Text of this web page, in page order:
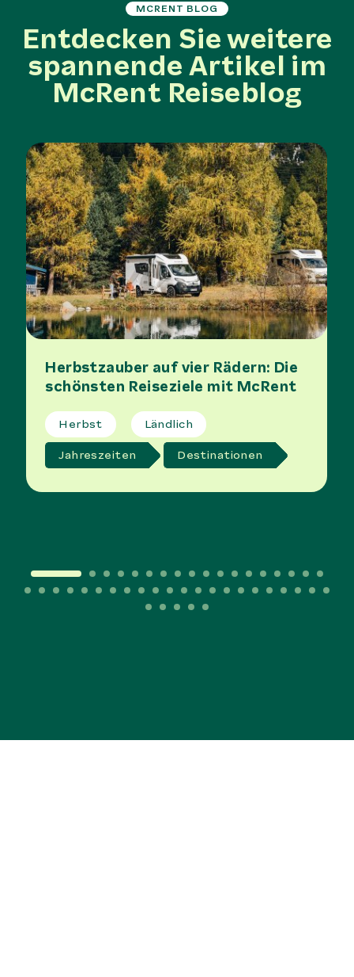
MCRENT BLOG
Entdecken Sie weitere
spannende Artikel im
McRent Reiseblog
Herbstzauber auf vier Rädern: Die
schönsten Reiseziele mit McRent
Herbst Ländlich
Jahreszeiten Destinationen